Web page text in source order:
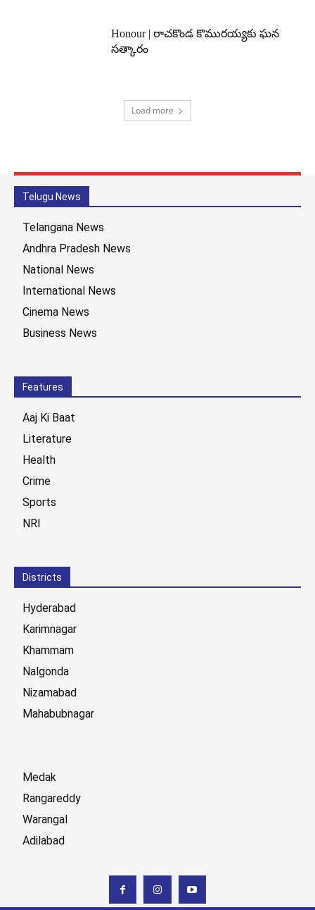
Honour | రాచకొండ కొమురయ్యకు ఘన
సత్కారం
Load more
Telugu News
Telangana News
Andhra Pradesh News
National News
International News
Cinema News
Business News
Features
Aaj Ki Baat
Literature
Health
Crime
Sports
NRI
Districts
Hyderabad
Karimnagar
Khammam
Nalgonda
Nizamabad
Mahabubnagar
Medak
Rangareddy
Warangal
Adilabad